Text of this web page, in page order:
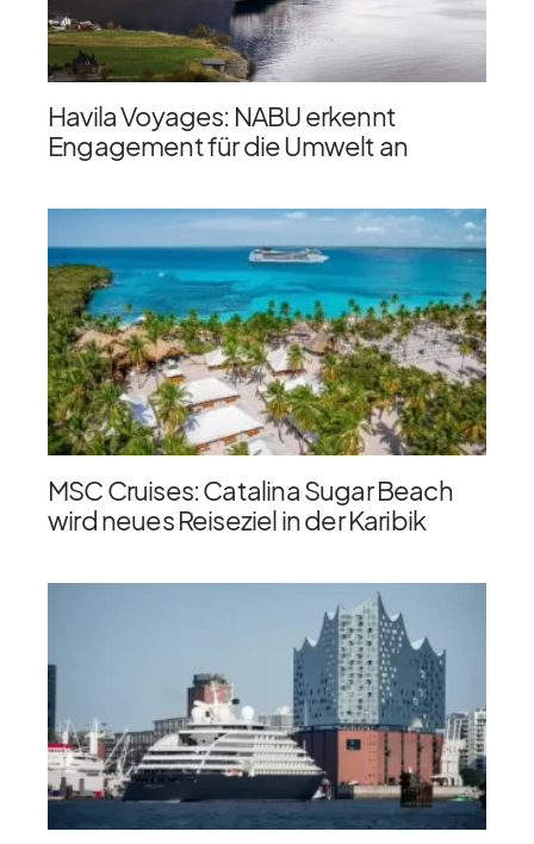
Havila Voyages: NABU erkennt
Engagement für die Umwelt an
MSC Cruises: Catalina Sugar Beach
wird neues Reiseziel in der Karibik